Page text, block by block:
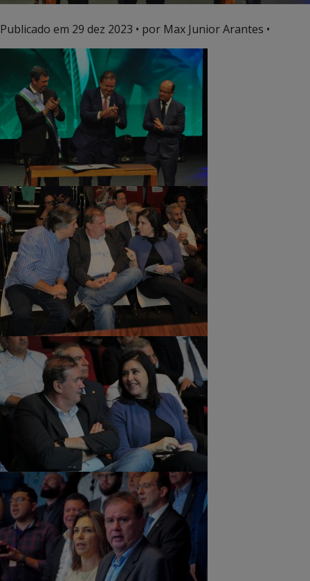
Publicado em 29 dez 2023 • por Max Junior Arantes •